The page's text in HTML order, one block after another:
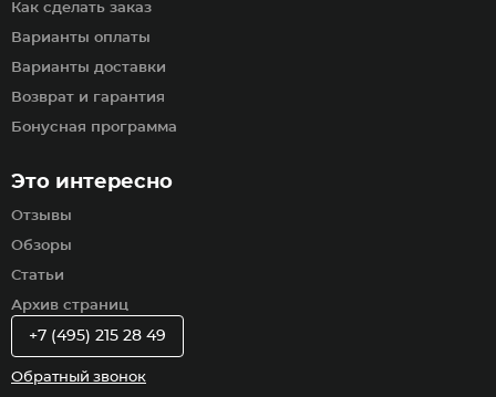
Как сделать заказ
Варианты оплаты
Варианты доставки
Возврат и гарантия
Бонусная программа
Это интересно
Отзывы
Обзоры
Статьи
Архив страниц
+7 (495) 215 28 49
Обратный звонок